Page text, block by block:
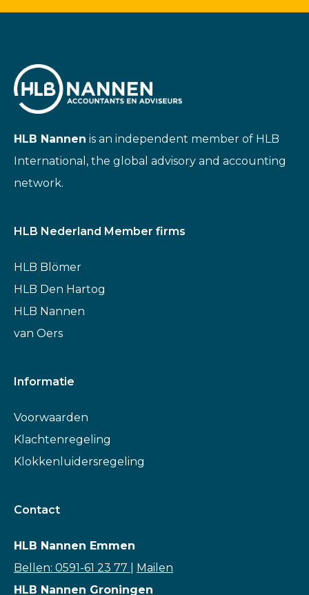
HLB Nannen is an independent member of HLB
International, the global advisory and accounting
network.
HLB Nederland Member firms
HLB Blömer
HLB Den Hartog
HLB Nannen
van Oers
Informatie
Voorwaarden
Klachtenregeling
Klokkenluidersregeling
Contact
HLB Nannen Emmen
Bellen: 0591-61 23 77
Mailen
HLB Nannen Groningen